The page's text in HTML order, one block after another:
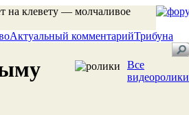
на клевету — молчаливое
Актуальный комментарийТрибуна
Все
видеоролики